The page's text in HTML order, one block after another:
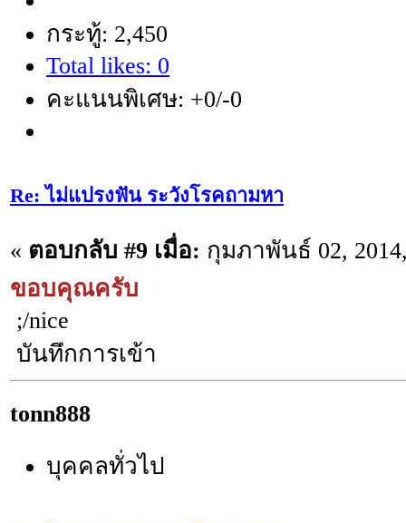
กระทู้: 2,450
Total likes: 0
คะแนนพิเศษ: +0/-0
Re: ไม่แปรงฟัน ระวังโรคถามหา
« ตอบกลับ #9 เมื่อ: กุมภาพันธ์ 02,
ขอบคุณครับ
;/nice
บันทึกการเข้า
tonn888
บุคคลทั่วไป